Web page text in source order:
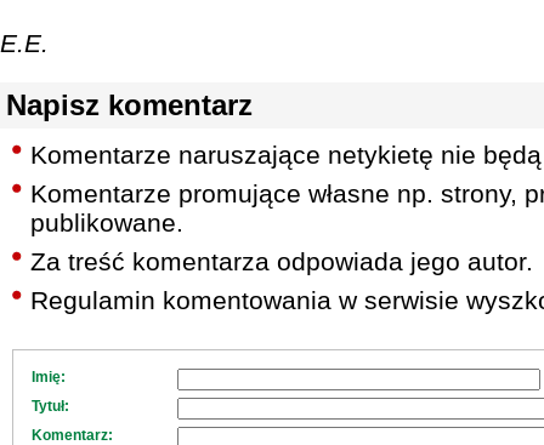
E.E.
Napisz komentarz
Komentarze naruszające netykietę nie
Komentarze promujące własne np. strony,
publikowane.
Za treść komentarza odpowiada jego autor.
Regulamin komentowania w serwisie
Imię:
Tytuł:
Komentarz: